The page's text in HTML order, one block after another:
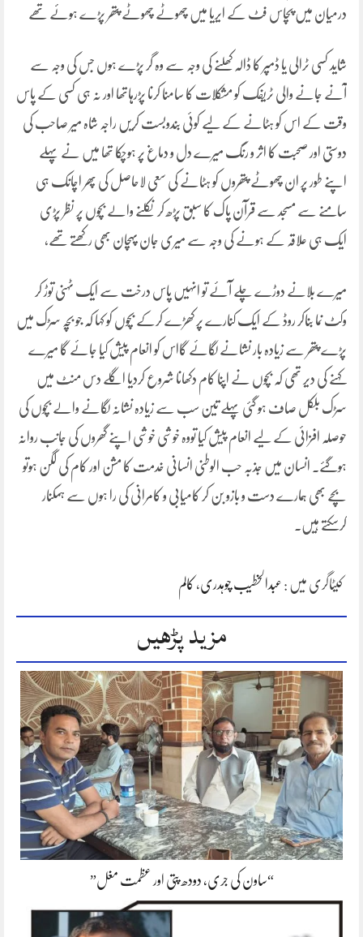
درمیان میں پچاس فٹ کے ایریا میں چھوٹے چھوٹے پتھر پڑے ہوئے تھے
شاید کسی ٹرالی یا ڈمپر کا ڈالہ کھلنے کی وجہ سے وہ گر پڑے ہوں جس کی وجہ سے
آنے جانے والی ٹریفک کو مشکلات کا سامنا کرنا پڑرہاتھا اور نہ ہی کسی کے پاس
وقت کے اس کو ہٹانے کے لیے کوئی بندوبست کریں راجہ شاہ میر صاحب کی
دوستی اور صحبت کا اثر و رنگ میرے دل و دماغ پر ہوچکا تھا میں نے پہلے
اپنے طور پر ان چھوٹے پتھروں کو ہٹانے کی سعی لاحاصل کی پھر اچانک ہی
سامنے سے مسجد سے قرآن پاک کا سبق پڑھ کر نکلنے والے بچوں پر نظر پڑی
ایک ہی علاقہ کے ہونے کی وجہ سے میری جان پہچان بھی رکھتے تھے،
میرے بلانے دوڑے چلے آئے تو انہیں پاس درخت سے ایک ٹہنی توڑ کر
وکٹ نما بناکر روڈ کے ایک کنارے پر کھڑے کرکے بچوں کو کہا کہ جو بچہ سڑک میں
پڑے پتھر سے زیادہ بار نشانے لگائے گااس کو انعام پیش کیا جائے گا میرے
کہنے کی دیر تھی کہ بچوں نے اپنا کام دکھانا شروع کردیا اگلے دس منٹ میں
سڑک بلکل صاف ہو گئی پہلے تین سب سے زیادہ نشانہ لگانے والے بچوں کی
حوصلہ افزائی کے لیے انعام پیش کیا تووہ خوشی خوشی اپنے گھروں کی جانب روانہ
ہوگئے۔ انسان میں جذبہ حب الوطنی انسانی خدمت کا مشن اور کام کی لگن ہوتو
بچے بھی ہمارے دست و بازو بن کر کامیابی و کامرانی کی را ہوں سے ہمکنار
کرسکتے ہیں۔
کیٹاگری میں : عبدالخطیب چوہدری، کالم
مزید پڑھیں
“ساون کی جری، دودھ پتی اور عظمت مغل”